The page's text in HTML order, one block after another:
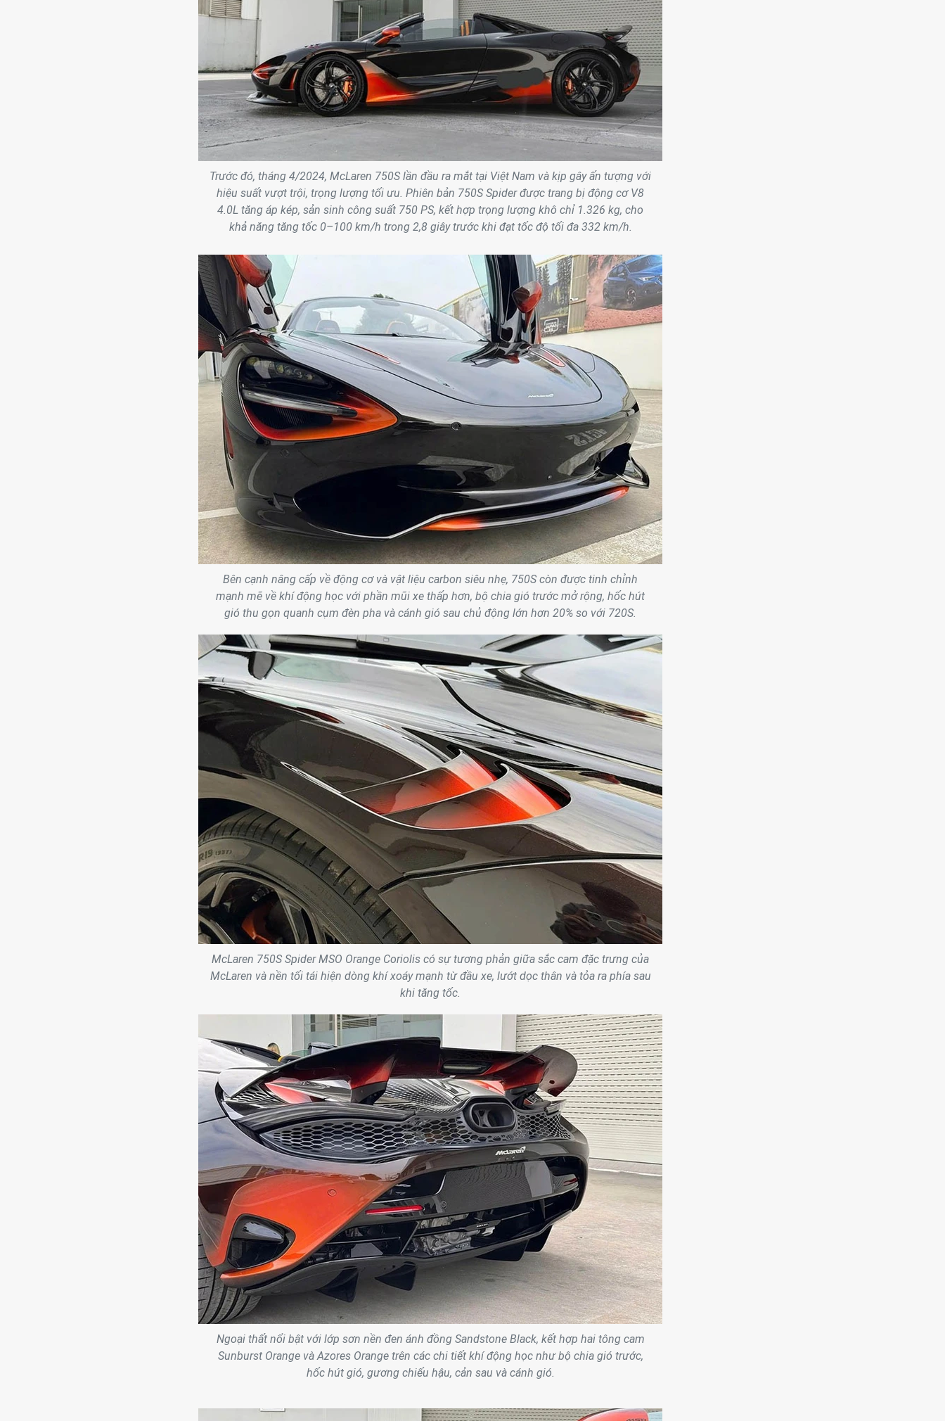
Trước đó, tháng 4/2024, McLaren 750S lần đầu ra mắt tại Việt Nam và kịp gây ấn tượng với
hiệu suất vượt trội, trọng lượng tối ưu. Phiên bản 750S Spider được trang bị động cơ V8
4.0L tăng áp kép, sản sinh công suất 750 PS, kết hợp trọng lượng khô chỉ 1.326 kg, cho
khả năng tăng tốc 0–100 km/h trong 2,8 giây trước khi đạt tốc độ tối đa 332 km/h.
Bên cạnh nâng cấp về động cơ và vật liệu carbon siêu nhẹ, 750S còn được tinh chỉnh
mạnh mẽ về khí động học với phần mũi xe thấp hơn, bộ chia gió trước mở rộng, hốc hút
gió thu gọn quanh cụm đèn pha và cánh gió sau chủ động lớn hơn 20% so với 720S.
McLaren 750S Spider MSO Orange Coriolis có sự tương phản giữa sắc cam đặc trưng của
McLaren và nền tối tái hiện dòng khí xoáy mạnh từ đầu xe, lướt dọc thân và tỏa ra phía sau
khi tăng tốc.
Ngoại thất nổi bật với lớp sơn nền đen ánh đồng Sandstone Black, kết hợp hai tông cam
Sunburst Orange và Azores Orange trên các chi tiết khí động học như bộ chia gió trước,
hốc hút gió, gương chiếu hậu, cản sau và cánh gió.